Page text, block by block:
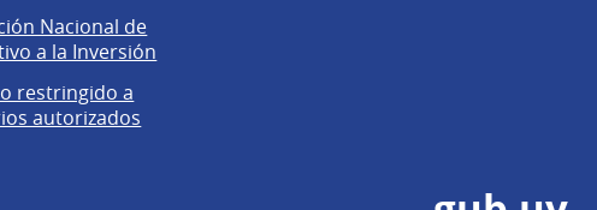
Nacional de
a la Inversión
restringido a
autorizados